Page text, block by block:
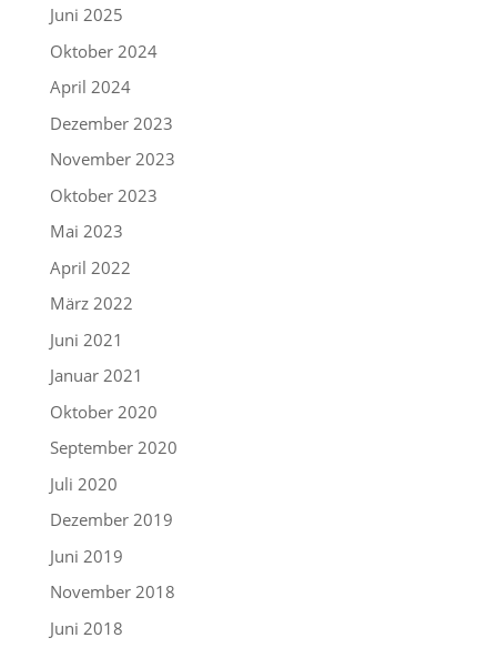
Juni 2025
Oktober 2024
April 2024
Dezember 2023
November 2023
Oktober 2023
Mai 2023
April 2022
März 2022
Juni 2021
Januar 2021
Oktober 2020
September 2020
Juli 2020
Dezember 2019
Juni 2019
November 2018
Juni 2018